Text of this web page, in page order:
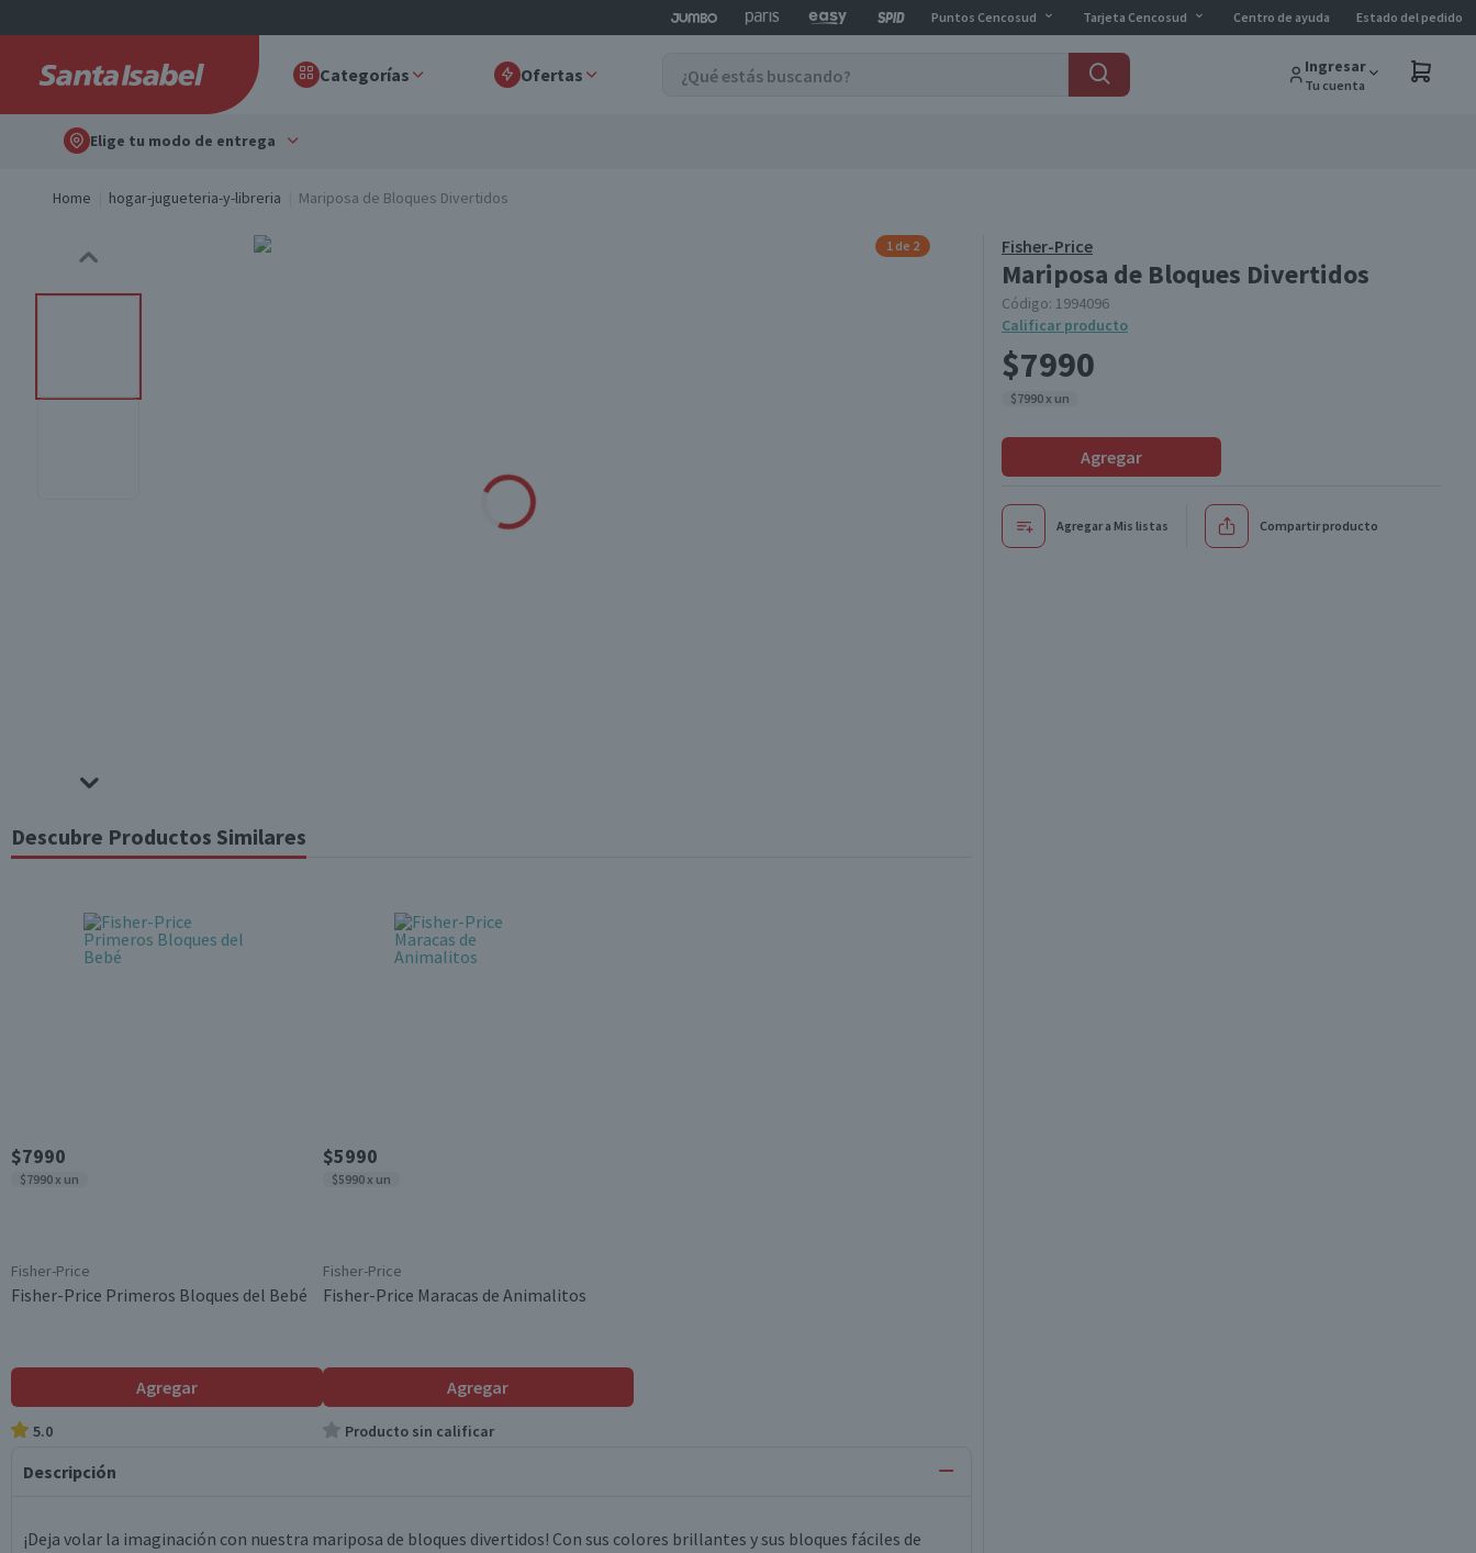
Puntos Cencosud Tarjeta Cencosud Centro de ayuda Estado del pedido
Categorías Ofertas Ingresar
Tu cuenta
Elige tu modo de entrega
Home hogar-jugueteria-y-libreria Mariposa de Bloques Divertidos
Fisher-Price
Mariposa de Bloques Divertidos
Código: 1994096
Calificar producto
$7990
$7990 x un
Agregar
Agregar a Mis listas Compartir producto
1 de 2
Descubre Productos Similares
$7990
$7990 x un
Fisher-Price
Fisher-Price Primeros Bloques del Bebé
Agregar
5.0
$5990
$5990 x un
Fisher-Price
Fisher-Price Maracas de Animalitos
Agregar
Producto sin calificar
Descripción
¡Deja volar la imaginación con nuestra mariposa de bloques divertidos! Con sus colores brillantes y sus bloques fáciles de